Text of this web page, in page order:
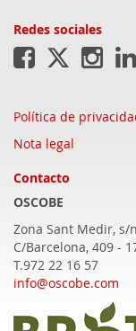
Redes sociales
Política de
Nota legal
Contacto
OSCOBE
Zona Sant Medir, s/
C/Barcelona, 409 -
T.972 22 16 57
info@oscobe.com